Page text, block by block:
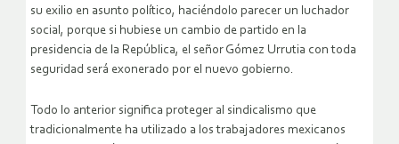
su exilio en asunto político, haciéndolo parecer un luchador
social, porque si hubiese un cambio de partido en la
presidencia de la República, el señor Gómez Urrutia con toda
seguridad será exonerado por el nuevo gobierno.
Todo lo anterior significa proteger al sindicalismo que
tradicionalmente ha utilizado a los trabajadores mexicanos